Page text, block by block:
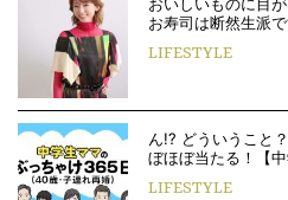
お寿司は断然生派
LIFESTYLE
ん!? どういうこと
ぼほぼ当たる！【
LIFESTYLE